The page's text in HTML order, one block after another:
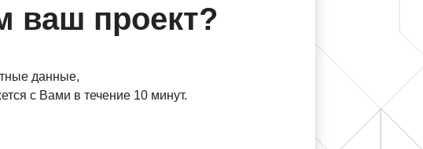
ваш проект?
данные,
с Вами в течение 10 минут.